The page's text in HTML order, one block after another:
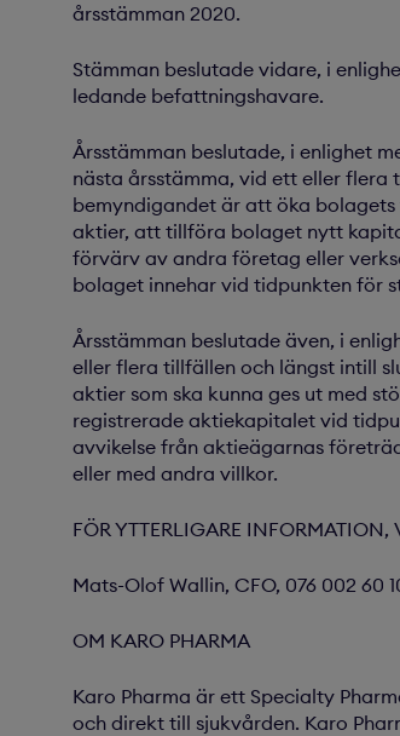
årsstämman 2020.
Stämman beslutade vidare, i
ledande befattningshavare.
Årsstämman beslutade, i enlighet
nästa årsstämma, vid ett eller flera
bemyndigandet är att öka
aktier, att tillföra bolaget nytt
förvärv av andra företag eller
bolaget innehar vid tidpunkten för
Årsstämman beslutade även, i
eller flera tillfällen och längst intill
aktier som ska kunna ges ut med
registrerade aktiekapitalet vid
avvikelse från aktieägarnas
eller med andra villkor.
FÖR YTTERLIGARE
Mats-Olof Wallin, CFO, 076 002 60
OM KARO PHARMA
Karo Pharma är ett Specialty
och direkt till sjukvården. Karo